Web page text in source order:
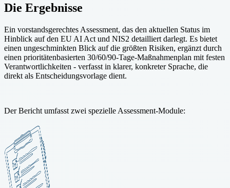
Die Ergebnisse
Ein vorstandsgerechtes Assessment, das den aktuellen Status im
Hinblick auf den EU AI Act und NIS2 detailliert darlegt. Es bietet
einen ungeschminkten Blick auf die größten Risiken, ergänzt durch
einen prioritätenbasierten 30/60/90-Tage-Maßnahmenplan mit festen
Verantwortlichkeiten - verfasst in klarer, konkreter Sprache, die
direkt als Entscheidungsvorlage dient.
Der Bericht umfasst zwei spezielle Assessment-Module: